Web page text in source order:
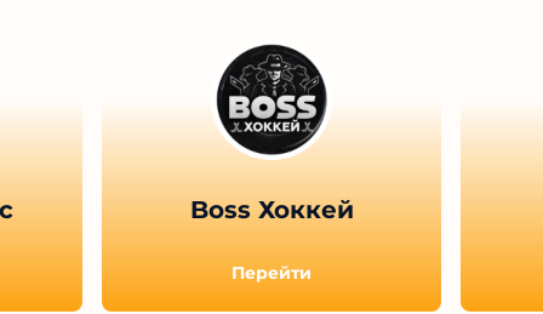
Boss Хоккей
Перейти